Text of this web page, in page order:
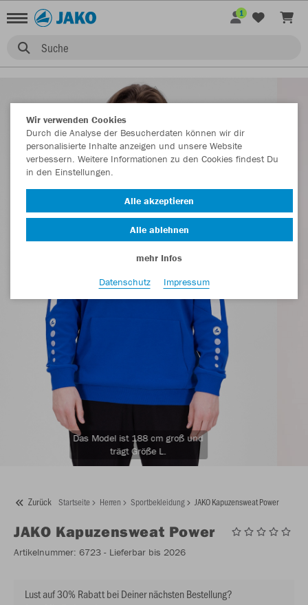
Suche
1
Das Model ist 188 cm groß und
trägt Größe L.
Zurück Startseite Herren Sportbekleidung JAKO Kapuzensweat Power
JAKO Kapuzensweat Power
Artikelnummer: 6723 - Lieferbar bis 2026
Lust auf 30% Rabatt bei Deiner nächsten Bestellung?
Wir verwenden Cookies
Durch die Analyse der Besucherdaten können wir dir
personalisierte Inhalte anzeigen und unsere Website
verbessern. Weitere Informationen zu den Cookies findest Du
in den Einstellungen.
Alle akzeptieren
Alle ablehnen
mehr Infos
Datenschutz
Impressum